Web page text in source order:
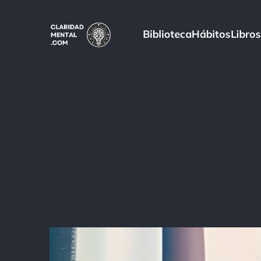
BibliotecaHábitosLibros